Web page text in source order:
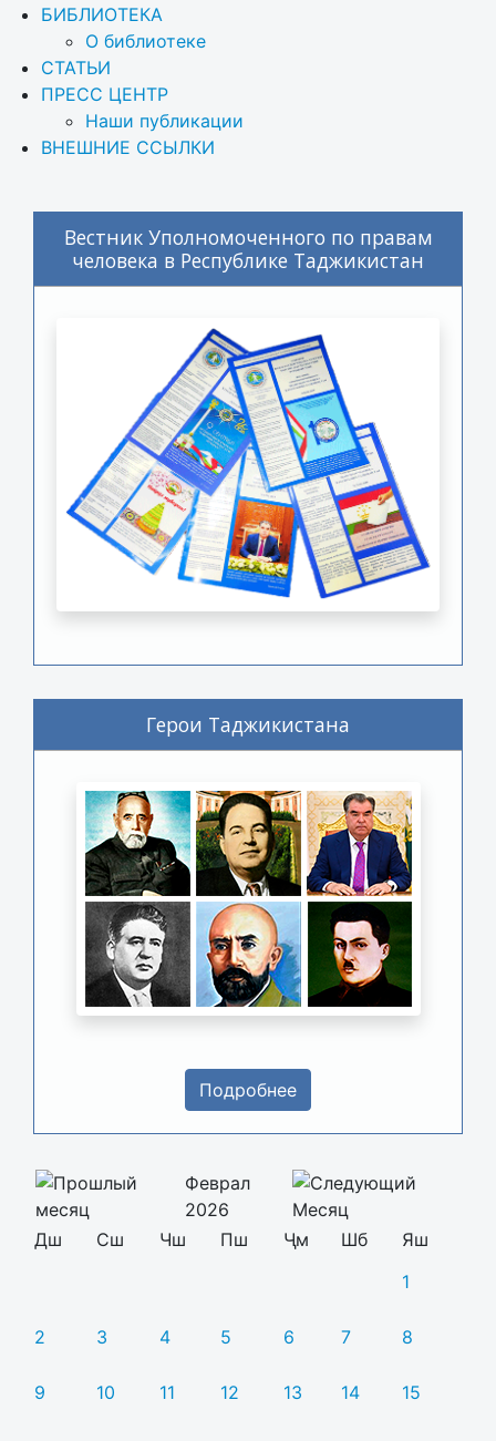
БИБЛИОТЕКА
О библиотеке
СТАТЬИ
ПРЕСС ЦЕНТР
Наши публикации
ВНЕШНИЕ ССЫЛКИ
Вестник Уполномоченного по правам
человека в Республике Таджикистан
Герои Таджикистана
Подробнее
Феврал
2026
Дш
Сш Чш Пш Ҷм Шб
Яш
1
2 3 4 5 6 7 8
9 10 11 12 13 14 15